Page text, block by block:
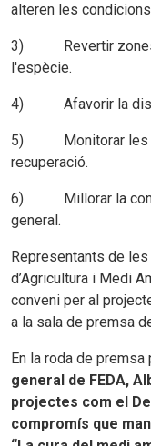
alteren les condicions
3) Revertir zones
l'espècie.
4) Afavorir la
5) Monitorar les
recuperació.
6) Millorar la
general.
Representants de
d’Agricultura i Medi
conveni per al
a la sala de premsa
En la roda de
general de FEDA,
projectes com el
compromís que